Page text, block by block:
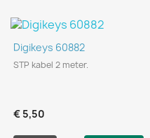
Digikeys 60882
STP kabel 2 meter.
€ 5,50